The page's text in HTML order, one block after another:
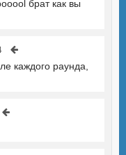
брат как вы
каждого раунда,